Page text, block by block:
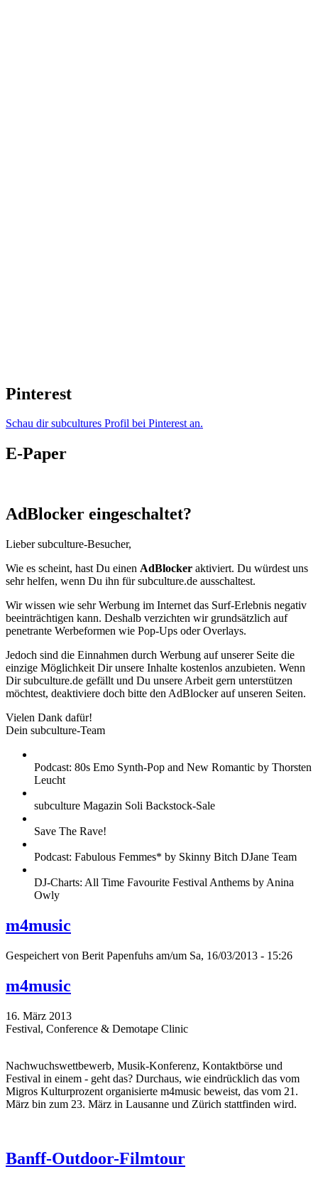
Pinterest
Schau dir subcultures Profil bei Pinterest an.
E-Paper
AdBlocker eingeschaltet?
Lieber subculture-Besucher,
Wie es scheint, hast Du einen AdBlocker aktiviert. Du würdest uns
sehr helfen, wenn Du ihn für subculture.de ausschaltest.
Wir wissen wie sehr Werbung im Internet das Surf-Erlebnis negativ
beeinträchtigen kann. Deshalb verzichten wir grundsätzlich auf
penetrante Werbeformen wie Pop-Ups oder Overlays.
Jedoch sind die Einnahmen durch Werbung auf unserer Seite die
einzige Möglichkeit Dir unsere Inhalte kostenlos anzubieten. Wenn
Dir subculture.de gefällt und Du unsere Arbeit gern unterstützen
möchtest, deaktiviere doch bitte den AdBlocker auf unseren Seiten.
Vielen Dank dafür!
Dein subculture-Team
Podcast: 80s Emo Synth-Pop and New Romantic by Thorsten
Leucht
subculture Magazin Soli Backstock-Sale
Save The Rave!
Podcast: Fabulous Femmes* by Skinny Bitch DJane Team
DJ-Charts: All Time Favourite Festival Anthems by Anina
Owly
m4music
Gespeichert von Berit Papenfuhs am/um Sa, 16/03/2013 - 15:26
m4music
16. März 2013
Festival, Conference & Demotape Clinic
Nachwuchswettbewerb, Musik-Konferenz, Kontaktbörse und
Festival in einem - geht das? Durchaus, wie eindrücklich das vom
Migros Kulturprozent organisierte m4music beweist, das vom 21.
März bin zum 23. März in Lausanne und Zürich stattfinden wird.
Banff-Outdoor-Filmtour